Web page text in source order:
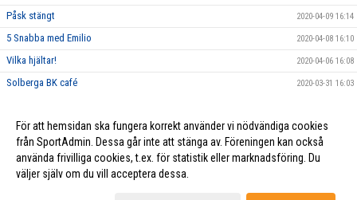
Påsk stängt 2020-04-09 16:14
5 Snabba med Emilio 2020-04-08 16:10
Vilka hjältar! 2020-04-06 16:08
Solberga BK café 2020-03-31 16:03
PåsklovsCamp på Solberga BP 2020-01-06 12:20
För att hemsidan ska fungera korrekt använder vi nödvändiga cookies
från SportAdmin. Dessa går inte att stänga av. Föreningen kan också
använda frivilliga cookies, t.ex. för statistik eller marknadsföring. Du
väljer själv om du vill acceptera dessa.